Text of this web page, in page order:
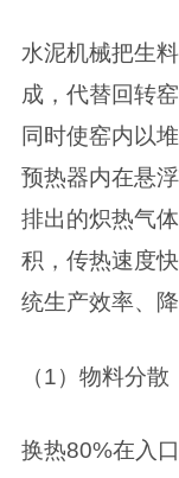
水泥机械把生
成，代替回转
同时使窑内以
预热器内在悬
排出的炽热气
积，传热速度
统生产效率、
（1）物料分散
换热80%在入